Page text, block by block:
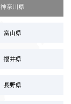
神奈川県
富山県
福井県
長野県